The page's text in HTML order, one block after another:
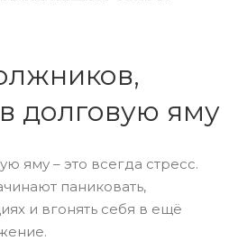
долговую яму
яму – это всегда стресс.
паниковать,
и вгонять себя в ещё